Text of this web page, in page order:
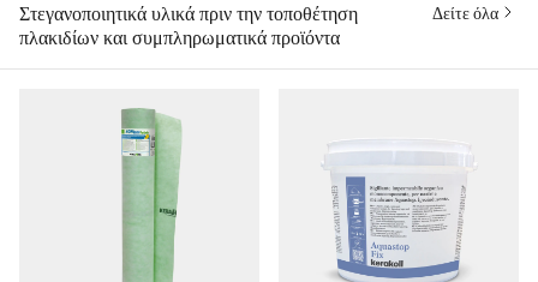
Στεγανοποιητικά υλικά πριν την τοποθέτηση
πλακιδίων και συμπληρωματικά προϊόντα
Δείτε όλα